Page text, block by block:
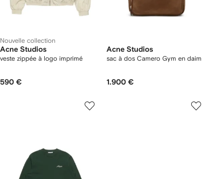
Nouvelle collection
Acne Studios
veste zippée à logo imprimé
590 €
Acne Studios
sac à dos Camero Gym en daim
1.900 €